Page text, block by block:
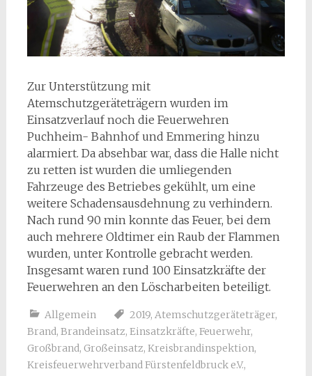
Zur Unterstützung mit
Atemschutzgeräteträgern wurden im
Einsatzverlauf noch die Feuerwehren
Puchheim- Bahnhof und Emmering hinzu
alarmiert. Da absehbar war, dass die Halle nicht
zu retten ist wurden die umliegenden
Fahrzeuge des Betriebes gekühlt, um eine
weitere Schadensausdehnung zu verhindern.
Nach rund 90 min konnte das Feuer, bei dem
auch mehrere Oldtimer ein Raub der Flammen
wurden, unter Kontrolle gebracht werden.
Insgesamt waren rund 100 Einsatzkräfte der
Feuerwehren an den Löscharbeiten beteiligt.
Allgemein 2019, Atemschutzgeräteträger,
Brand, Brandeinsatz, Einsatzkräfte, Feuerwehr,
Großbrand, Großeinsatz, Kreisbrandinspektion,
Kreisfeuerwehrverband Fürstenfeldbruck e.V.,